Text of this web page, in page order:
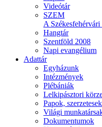
Videótár
SZEM
A
Hangtár
Szentföld 2008
Napi evangélium
Adattár
Egyházunk
Intézmények
Plébániák
Lelkipásztori
Papok, szerzetesek
Világi
Dokumentumok